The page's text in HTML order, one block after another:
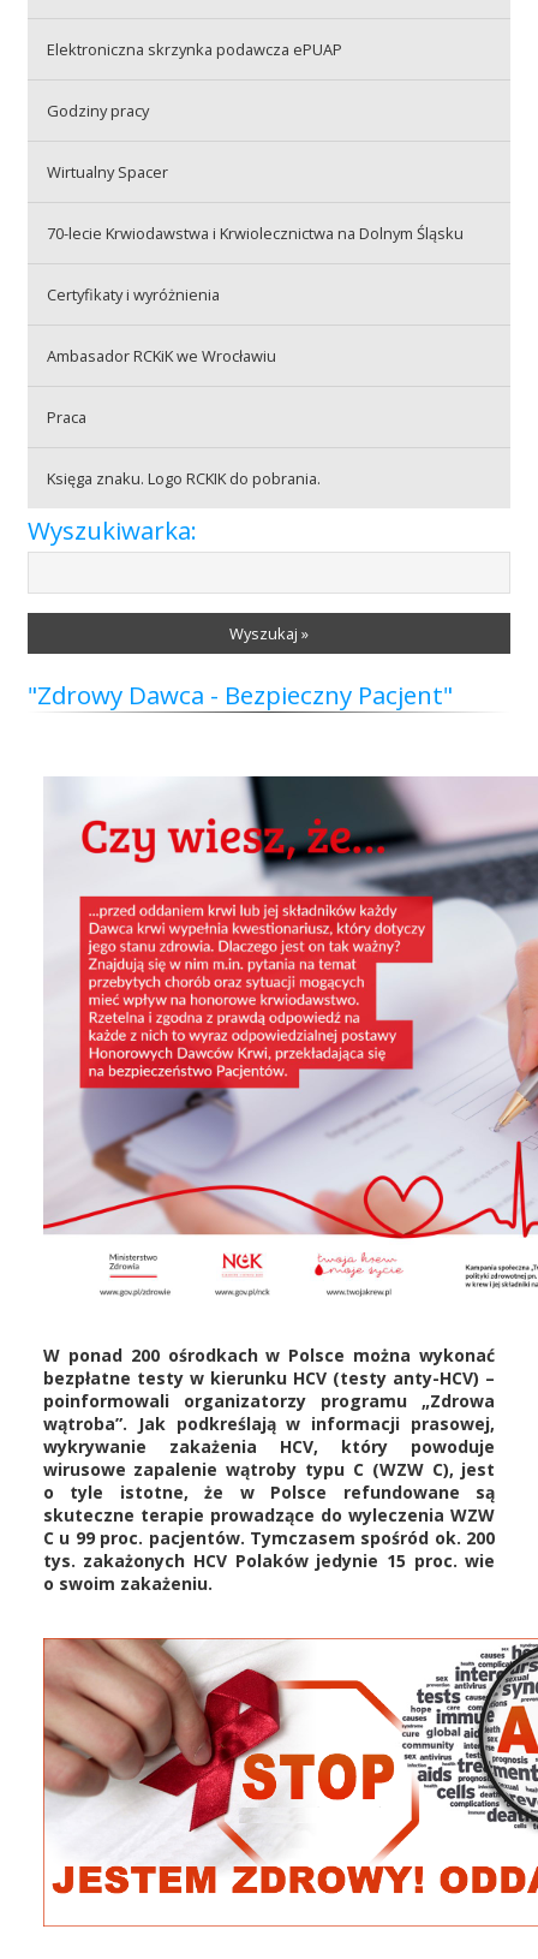
BIP
RODO
Elektroniczna skrzynka podawcza ePUAP
Godziny pracy
Wirtualny Spacer
70-lecie Krwiodawstwa i Krwiolecznictwa na Dolnym Śląsku
Certyfikaty i wyróżnienia
Ambasador RCKiK we Wrocławiu
Praca
Praca
Księga znaku. Logo RCKIK do pobrania.
Wyszukiwarka:
Wyszukaj »
"Zdrowy Dawca - Bezpieczny Pacjent"
W ponad 200 ośrodkach w Polsce można wykonać
bezpłatne testy w kierunku HCV (testy anty-HCV) –
poinformowali organizatorzy programu „Zdrowa
wątroba”. Jak podkreślają w informacji prasowej,
wykrywanie zakażenia HCV, który powoduje
wirusowe zapalenie wątroby typu C (WZW C), jest
o tyle istotne, że w Polsce refundowane są
skuteczne terapie prowadzące do wyleczenia WZW
C u 99 proc. pacjentów. Tymczasem spośród ok. 200
tys. zakażonych HCV Polaków jedynie 15 proc. wie
o swoim zakażeniu.